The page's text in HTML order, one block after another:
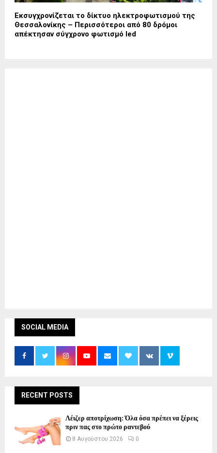
Εκσυγχρονίζεται το δίκτυο ηλεκτροφωτισμού της
Θεσσαλονίκης – Περισσότεροι από 80 δρόμοι
απέκτησαν σύγχρονο φωτισμό led
SOCIAL MEDIA
RECENT POSTS
Λέιζερ αποτρίχωση: Όλα όσα πρέπει να ξέρεις
πριν πας στο πρώτο ραντεβού
8 Αυγούστου 2026 0